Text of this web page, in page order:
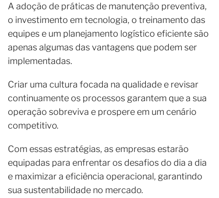
A adoção de práticas de manutenção preventiva,
o investimento em tecnologia, o treinamento das
equipes e um planejamento logístico eficiente são
apenas algumas das vantagens que podem ser
implementadas.
Criar uma cultura focada na qualidade e revisar
continuamente os processos garantem que a sua
operação sobreviva e prospere em um cenário
competitivo.
Com essas estratégias, as empresas estarão
equipadas para enfrentar os desafios do dia a dia
e maximizar a eficiência operacional, garantindo
sua sustentabilidade no mercado.